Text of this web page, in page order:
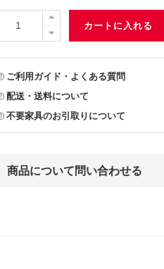
カートに入れる
ご利用ガイド・よくある質問
配送・送料について
不要家具のお引取りについて
商品について問い合わせる